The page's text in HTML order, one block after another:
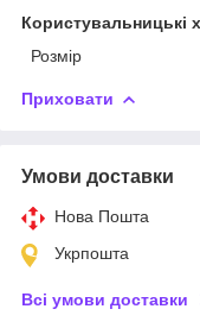
Користувальницькі
Розмір
Приховати
Умови доставки
Нова Пошта
Укрпошта
Всі умови доставки